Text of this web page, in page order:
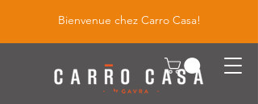
Bienvenue chez Carro Casa!